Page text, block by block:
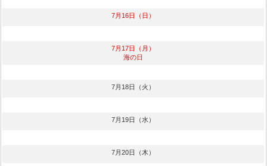
7月16日（日）
7月17日（月）
海の日
7月18日（火）
7月19日（水）
7月20日（木）